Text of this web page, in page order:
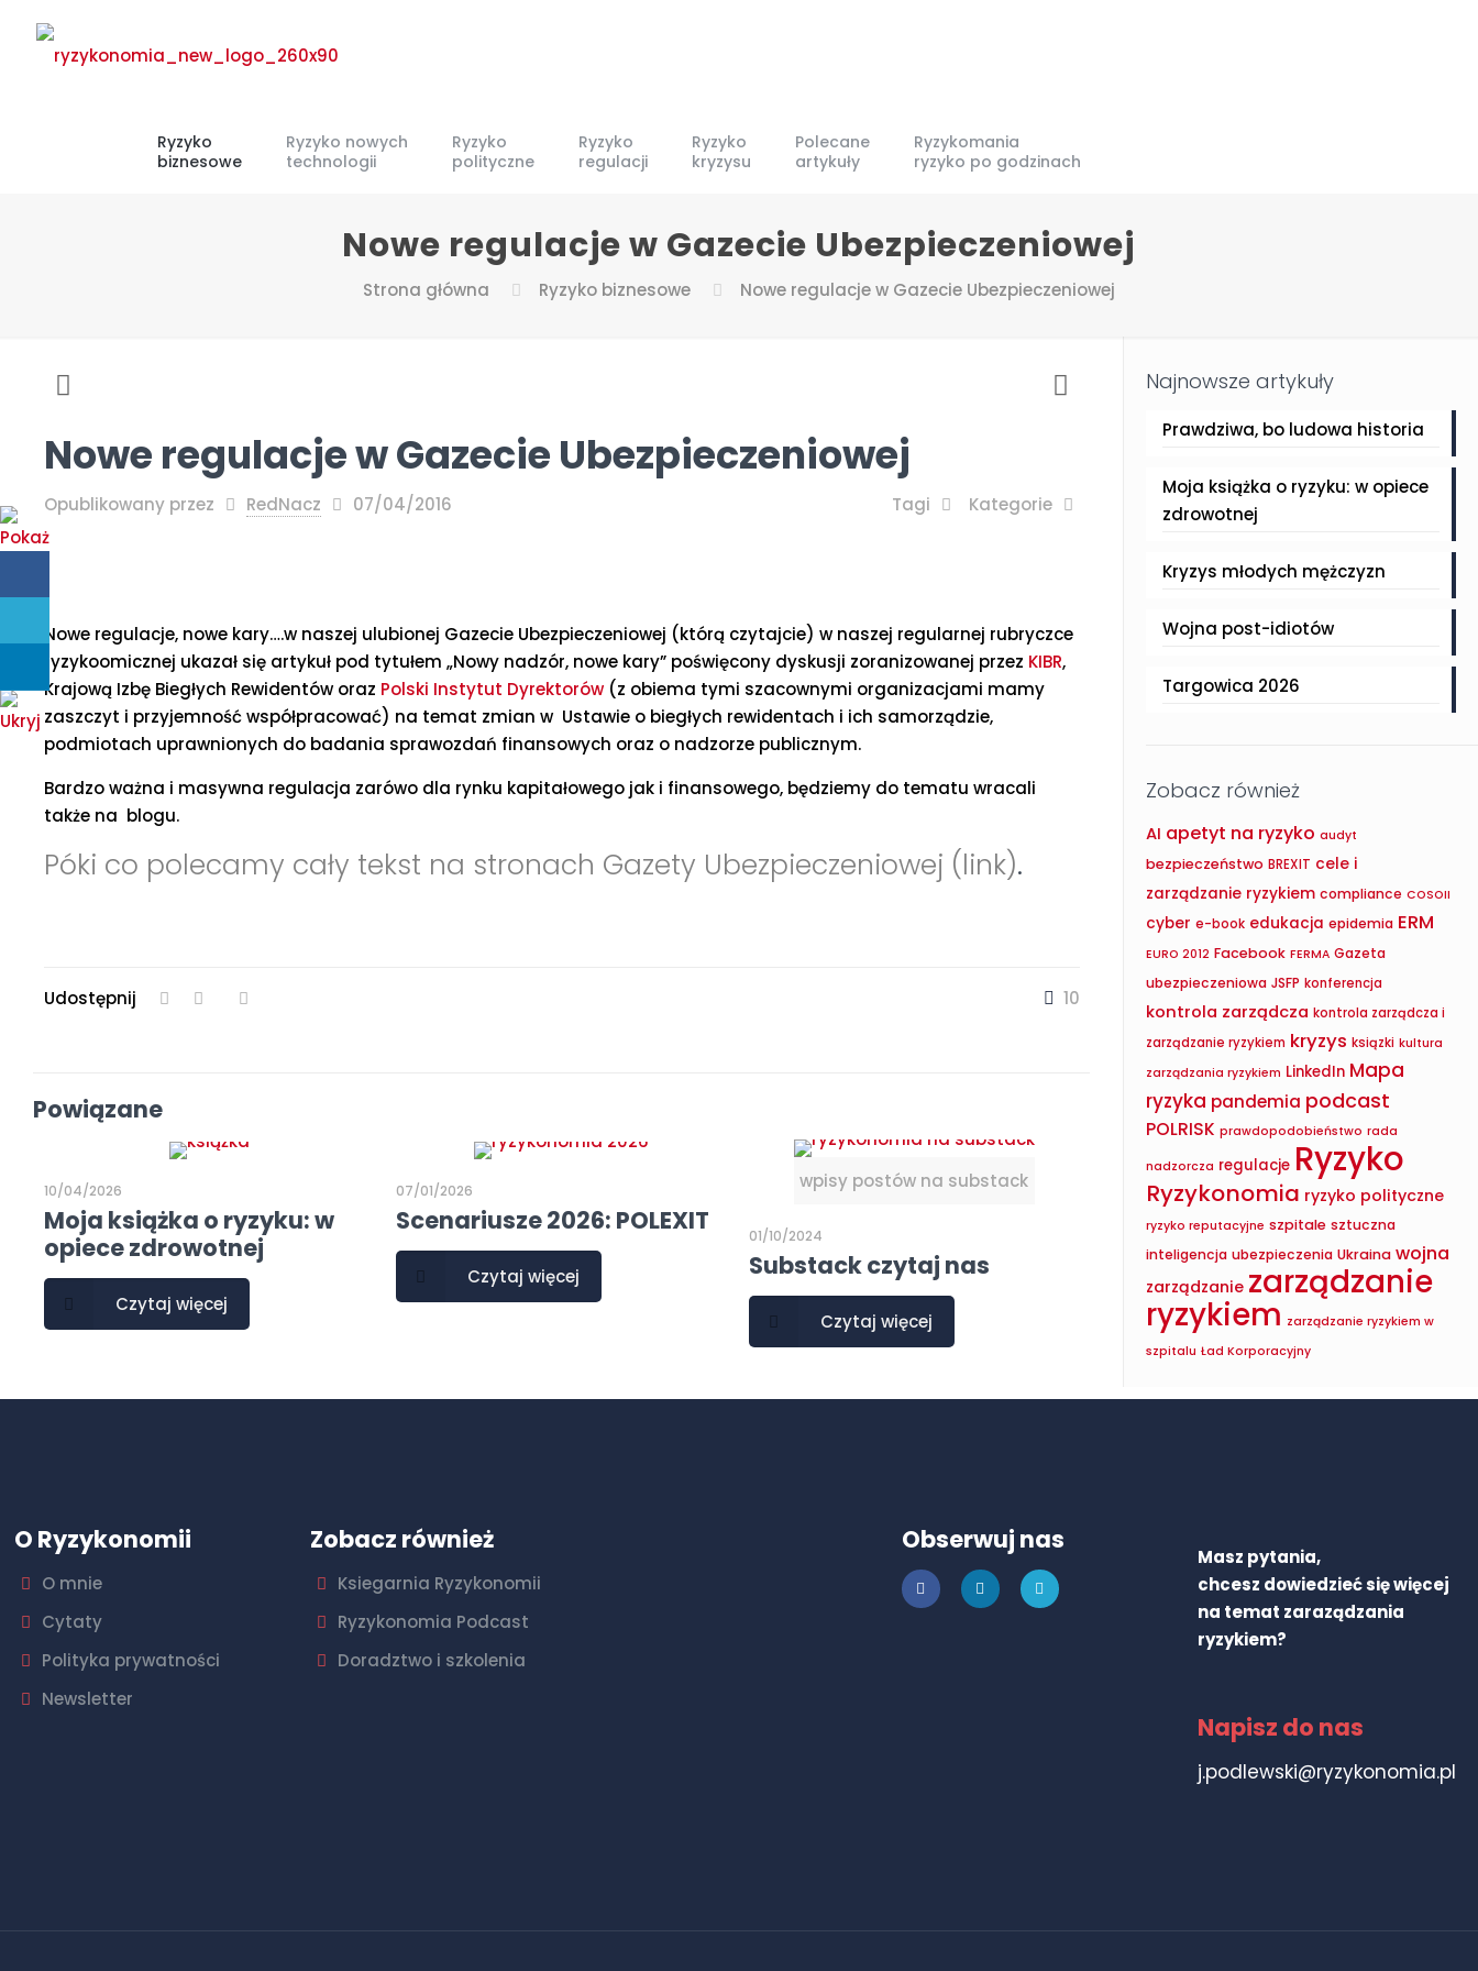
Ryzyko
biznesowe
Ryzyko nowych
technologii
Ryzyko
polityczne
Ryzyko
regulacji
Ryzyko
kryzysu
Polecane
artykuły
Ryzykomania
ryzyko po godzinach
Nowe regulacje w Gazecie Ubezpieczeniowej
Strona główna Ryzyko biznesowe Nowe regulacje w Gazecie Ubezpieczeniowej
Nowe regulacje w Gazecie Ubezpieczeniowej
Opublikowany przez RedNacz 07/04/2016 Kategorie
Tagi
Nowe regulacje, nowe kary….w naszej ulubionej Gazecie Ubezpieczeniowej (którą czytajcie) w naszej regularnej rubryczce
ryzykoomicznej ukazał się artykuł pod tytułem „Nowy nadzór, nowe kary” poświęcony dyskusji zoranizowanej przez KIBR,
Krajową Izbę Biegłych Rewidentów oraz Polski Instytut Dyrektorów(z obiema tymi szacownymi organizacjami mamy
zaszczyt i przyjemność współpracować) na temat zmian w Ustawie o biegłych rewidentach i ich samorządzie,
podmiotach uprawnionych do badania sprawozdań finansowych oraz o nadzorze publicznym.
Bardzo ważna i masywna regulacja zarówo dla rynku kapitałowego jak i finansowego, będziemy do tematu wracali
także na blogu.
Póki co polecamy cały tekst na stronach Gazety Ubezpieczeniowej (link).
Udostępnij 10
Powiązane
10/04/2026
Moja książka o ryzyku: w
opiece zdrowotnej
Czytaj więcej
07/01/2026
Scenariusze 2026: POLEXIT
Czytaj więcej
wpisy postów na substack
01/10/2024
Substack czytaj nas
Czytaj więcej
Najnowsze artykuły
Prawdziwa, bo ludowa historia
Moja książka o ryzyku: w opiece
zdrowotnej
Kryzys młodych mężczyzn
Wojna post-idiotów
Targowica 2026
Zobacz również
AI apetyt na ryzyko audyt
bezpieczeństwo BREXIT cele i
zarządzanie ryzykiem compliance COSOII
cyber e-book edukacja epidemia ERM
EURO 2012 Facebook FERMA Gazeta
ubezpieczeniowa JSFP konferencja
kontrola zarządcza kontrola zarządcza i
zarządzanie ryzykiem kryzys ksiązki kultura
zarządzania ryzykiem LinkedIn Mapa
ryzyka pandemia podcast
POLRISK prawdopodobieństwo rada
nadzorcza regulacje Ryzyko
Ryzykonomia ryzyko polityczne
ryzyko reputacyjne szpitale sztuczna
inteligencja ubezpieczenia Ukraina wojna
zarządzanie zarządzanie
ryzykiem zarządzanie ryzykiem w
szpitalu Ład Korporacyjny
O Ryzykonomii
O mnie
Cytaty
Polityka prywatności
Newsletter
Zobacz również
Ksiegarnia Ryzykonomii
Ryzykonomia Podcast
Doradztwo i szkolenia
Obserwuj nas
Masz pytania,
chcesz dowiedzieć się więcej
na temat zaraządzania
ryzykiem?
Napisz do nas
j.podlewski@ryzykonomia.pl